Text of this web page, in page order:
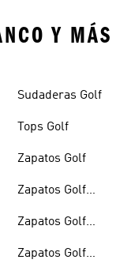
Y MÁS
Sudaderas Golf
Tops Golf
Zapatos Golf
Zapatos Golf
Zapatos Golf
Zapatos Golf